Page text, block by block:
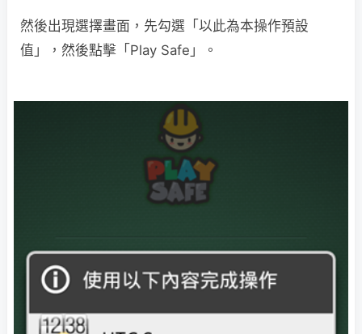
然後出現選擇畫面，先勾選「以此為本操作預設
值」，然後點擊「Play Safe」。